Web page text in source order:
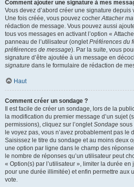
Comment ajouter une signature à mes
Vous devez d’abord créer une signature depuis
Une fois créée, vous pouvez cocherAttacher
rédaction de message. Vous pouvez aussi
tous vos messages en activant l’option «
panneau de l’utilisateur (ongletPréférences du
préférences de message). Par la suite, vous
signature d’être ajoutée à un message en
signature dans le formulaire de rédaction de
Haut
Comment créer un sondage ?
Il est facile de créer un sondage, lors de la
la modification du premier message d’un sujet
permissions), cliquez sur l’ongletSondage sous
le voyez pas, vous n’avez probablement pas le
Saisissez le titre du sondage et au moins deux
une option par ligne dans le champ des
le nombre de réponses qu’un utilisateur peut
« Option(s) par l’utilisateur », limiter la durée
pour une durée illimitée) et enfin permettre aux
vote.